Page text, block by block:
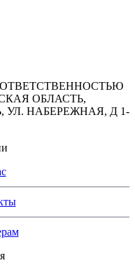
ОБЛАСТЬ,
УЛ. НАБЕРЕЖНАЯ, Д 1-